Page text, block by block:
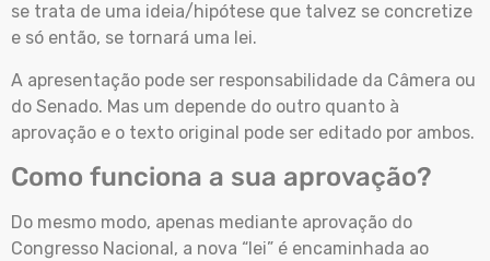
se trata de uma ideia/hipótese que talvez se concretize
e só então, se tornará uma lei.
A apresentação pode ser responsabilidade da Câmera ou
do Senado. Mas um depende do outro quanto à
aprovação e o texto original pode ser editado por ambos.
Como funciona a sua aprovação?
Do mesmo modo, apenas mediante aprovação do
Congresso Nacional, a nova “lei” é encaminhada ao